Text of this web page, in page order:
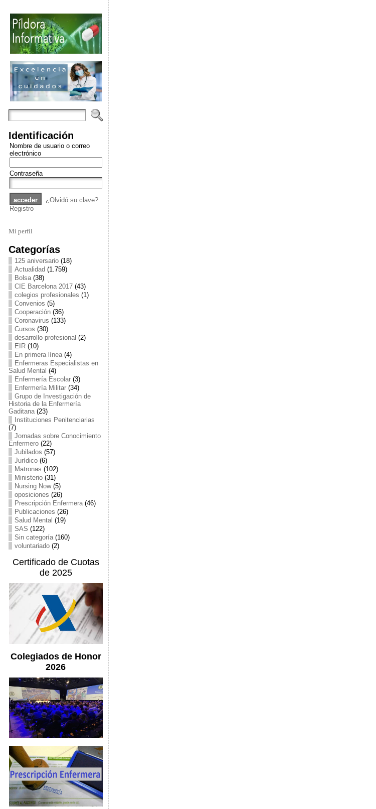
Identificación
Nombre de usuario o correo
electrónico
Contraseña
¿Olvidó su clave?
Registro
Mi perfil
Categorías
125 aniversario(18)
Actualidad (1.759)
Bolsa(38)
CIE Barcelona 2017(43)
colegios profesionales (1)
Convenios (5)
Cooperación(36)
Coronavirus (133)
Cursos (30)
desarrollo profesional (2)
EIR(10)
En primera línea(4)
Enfermeras Especialistas en
Salud Mental (4)
Enfermería Escolar(3)
Enfermería Militar(34)
Grupo de Investigación de
Historia de la Enfermería
Gaditana(23)
Instituciones Penitenciarias
(7)
Jornadas sobre Conocimiento
Enfermero(22)
Jubilados (57)
Jurídico(6)
Matronas (102)
Ministerio(31)
Nursing Now(5)
oposiciones (26)
Prescripción Enfermera(46)
Publicaciones (26)
Salud Mental (19)
SAS (122)
Sin categoría(160)
voluntariado(2)
Certificado de Cuotas
de 2025
Colegiados de Honor
2026